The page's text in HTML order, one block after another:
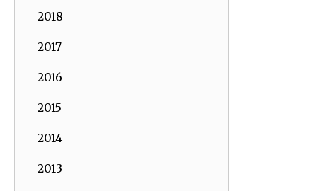
2018
2017
2016
2015
2014
2013